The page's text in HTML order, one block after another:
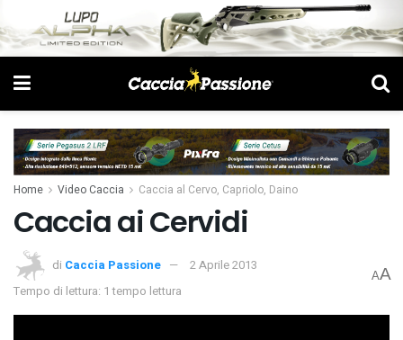
Home Video Caccia Caccia al Cervo, Capriolo, Daino
Caccia ai Cervidi
di Caccia Passione
2 Aprile 2013
Tempo di lettura: 1 tempo lettura
AA